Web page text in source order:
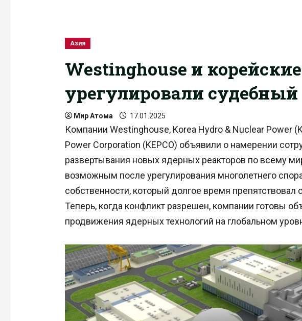
Азия
Westinghouse и
урегулировали судебный
Мир Атома 17.01.2025
Компании Westinghouse, Korea Hydro & Nuclear Power
Power Corporation (KEPCO) объявили о намерении
развертывания новых ядерных реакторов по всему
возможным после урегулирования многолетнего
собственности, который долгое время препятствовал
Теперь, когда конфликт разрешен, компании готовы
продвижения ядерных технологий на глобальном